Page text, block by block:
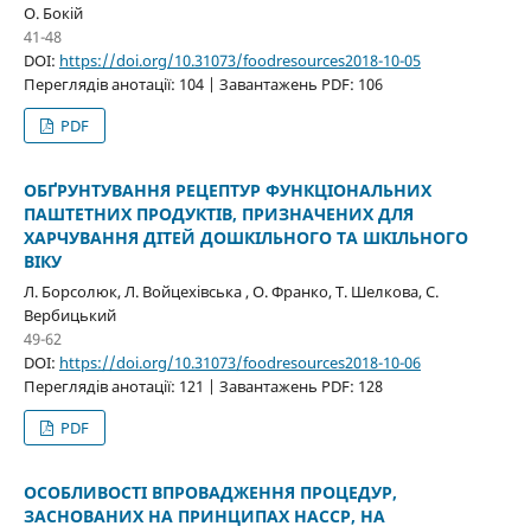
О. Бокій
41-48
DOI: https://doi.org/10.31073/foodresources2018-10-05
Переглядів анотації: 104 | Завантажень PDF: 106
PDF
ОБҐРУНТУВАННЯ РЕЦЕПТУР ФУНКЦІОНАЛЬНИХ
ПАШТЕТНИХ ПРОДУКТІВ, ПРИЗНАЧЕНИХ ДЛЯ
ХАРЧУВАННЯ ДІТЕЙ ДОШКІЛЬНОГО ТА ШКІЛЬНОГО
ВІКУ
Л. Борсолюк, Л. Войцехівська , О. Франко, T. Шелкова, С.
Вербицький
49-62
DOI: https://doi.org/10.31073/foodresources2018-10-06
Переглядів анотації: 121 | Завантажень PDF: 128
PDF
ОСОБЛИВОСТІ ВПРОВАДЖЕННЯ ПРОЦЕДУР,
ЗАСНОВАНИХ НА ПРИНЦИПАХ НАССР, НА